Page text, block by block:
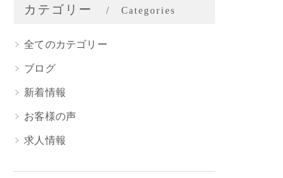
カテゴリー Categories
全てのカテゴリー
ブログ
新着情報
お客様の声
求人情報